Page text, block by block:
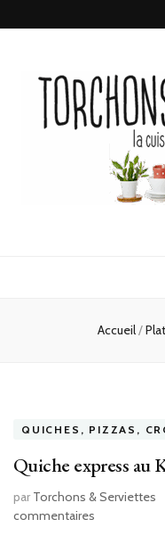
Accueil/
QUICHES, PIZZAS,
Quiche express au
par Torchons & Serviettes
commentaires